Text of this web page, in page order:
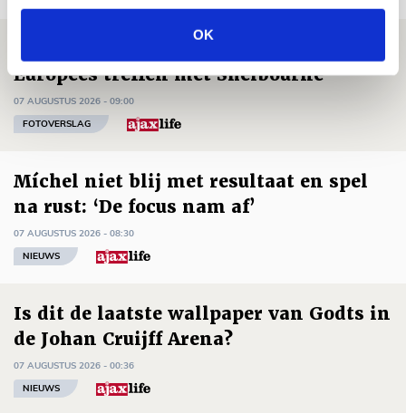
OK
Europees treffen met Shelbourne
07 AUGUSTUS 2026 - 09:00
FOTOVERSLAG
Míchel niet blij met resultaat en spel
na rust: ‘De focus nam af’
07 AUGUSTUS 2026 - 08:30
NIEUWS
Is dit de laatste wallpaper van Godts in
de Johan Cruijff Arena?
07 AUGUSTUS 2026 - 00:36
NIEUWS